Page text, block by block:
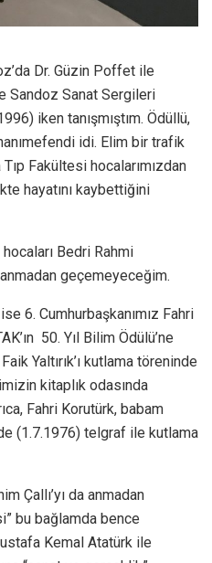
Dr. Güzin Poffet ile
Sandoz Sanat Sergileri
iken tanışmıştım. Ödüllü,
idi. Elim bir trafik
Fakültesi hocalarımızdan
hayatını kaybettiğini
hocaları Bedri Rahmi
geçemeyeceğim.
6. Cumhurbaşkanımız Fahri
50. Yıl Bilim Ödülü’ne
Yaltırık’ı kutlama töreninde
kitaplık odasında
Fahri Korutürk, babam
(1.7.1976) telgraf ile kutlama
Çallı’yı da anmadan
bu bağlamda bence
Kemal Atatürk ile